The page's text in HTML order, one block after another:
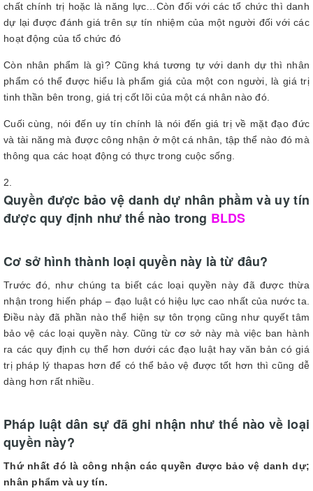
chất chính trị hoặc là năng lực…Còn đối với các tổ chức thì danh
dự lại được đánh giá trên sự tín nhiệm của một người đối với các
hoạt động của tổ chức đó
Còn nhân phẩm là gì? Cũng khá tương tự với danh dự thì nhân
phẩm có thể được hiểu là phẩm giá của một con người, là giá trị
tinh thần bên trong, giá trị cốt lõi của một cá nhân nào đó.
Cuối cùng, nói đến uy tín chính là nói đến giá trị về mặt đạo đức
và tài năng mà được công nhận ở một cá nhân, tập thể nào đó mà
thông qua các hoạt động có thực trong cuộc sống.
Quyền được bảo vệ danh dự nhân phầm và uy tín
được quy định như thế nào trong BLDS
Cơ sở hình thành loại quyền này là từ đâu?
Trước đó, như chúng ta biết các loại quyền này đã được thừa
nhận trong hiến pháp – đạo luật có hiệu lực cao nhất của nước ta.
Điều này đã phần nào thể hiện sự tôn trọng cũng như quyết tâm
bảo vệ các loại quyền này. Cũng từ cơ sở này mà việc ban hành
ra các quy định cụ thể hơn dưới các đạo luật hay văn bản có giá
trị pháp lý thapas hơn để có thể bảo vệ được tốt hơn thì cũng dễ
dàng hơn rất nhiều.
Pháp luật dân sự đã ghi nhận như thế nào về loại
quyền này?
Thứ nhất đó là công nhận các quyền được bảo vệ danh dự;
nhân phẩm và uy tín.